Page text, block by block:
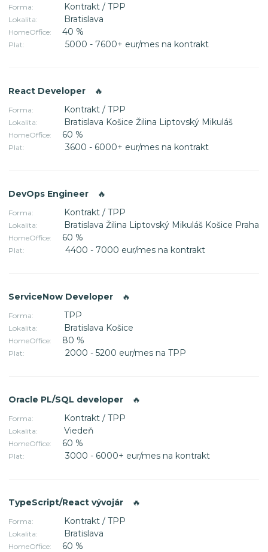
Forma: Kontrakt / TPP
Lokalita: Bratislava
HomeOffice: 40 %
Plat: 5000 - 7600+ eur/mes na kontrakt
React Developer 🔥
Forma: Kontrakt / TPP
Lokalita: Bratislava Košice Žilina Liptovský Mikuláš
HomeOffice: 60 %
Plat: 3600 - 6000+ eur/mes na kontrakt
DevOps Engineer 🔥
Forma: Kontrakt / TPP
Lokalita: Bratislava Žilina Liptovský Mikuláš Košice Praha
HomeOffice: 60 %
Plat: 4400 - 7000 eur/mes na kontrakt
ServiceNow Developer 🔥
Forma: TPP
Lokalita: Bratislava Košice
HomeOffice: 80 %
Plat: 2000 - 5200 eur/mes na TPP
Oracle PL/SQL developer 🔥
Forma: Kontrakt / TPP
Lokalita: Viedeň
HomeOffice: 60 %
Plat: 3000 - 6000+ eur/mes na kontrakt
TypeScript/React vývojár 🔥
Forma: Kontrakt / TPP
Lokalita: Bratislava
HomeOffice: 60 %